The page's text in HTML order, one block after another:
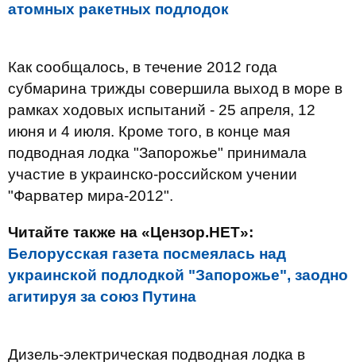
атомных ракетных подлодок
Как сообщалось, в течение 2012 года
субмарина трижды совершила выход в море в
рамках ходовых испытаний - 25 апреля, 12
июня и 4 июля. Кроме того, в конце мая
подводная лодка "Запорожье" принимала
участие в украинско-российском учении
"Фарватер мира-2012".
Читайте также на «Цензор.НЕТ»:
Белорусская газета посмеялась над
украинской подлодкой "Запорожье", заодно
агитируя за союз Путина
Дизель-электрическая подводная лодка в